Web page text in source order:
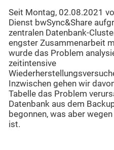
Seit Montag, 02.08.2021
Dienst bwSync&Share
zentralen Datenbank-
engster Zusammenarbeit
wurde das Problem
zeitintensive
Inzwischen gehen wir
Tabelle das Problem
Datenbank aus dem
begonnen, was aber
ist.